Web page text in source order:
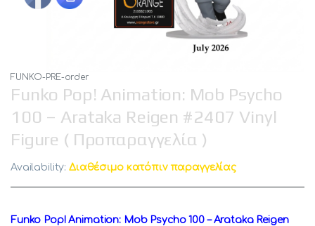
FUNKO-PRE-order
Funko Pop! Animation: Mob Psycho
100 – Arataka Reigen #2407 Vinyl
Figure ( Προπαραγγελία )
Availability:Διαθέσιμο κατόπιν παραγγελίας
Funko Pop! Animation: Mob Psycho 100 – Arataka Reigen